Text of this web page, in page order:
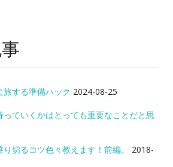
する準備ハック 2024-08-25
ていくかはとっても重要なことだと思
切るコツ色々教えます！前編。
2018-